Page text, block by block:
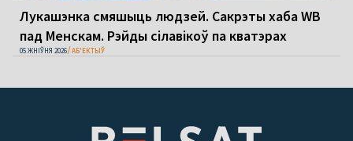
Лукашэнка смяшыць людзей. Сакрэты хаба WB
пад Менскам. Рэйды сілавікоў па кватэрах
05 ЖНІЎНЯ 2026 АБ'ЕКТЫЎ